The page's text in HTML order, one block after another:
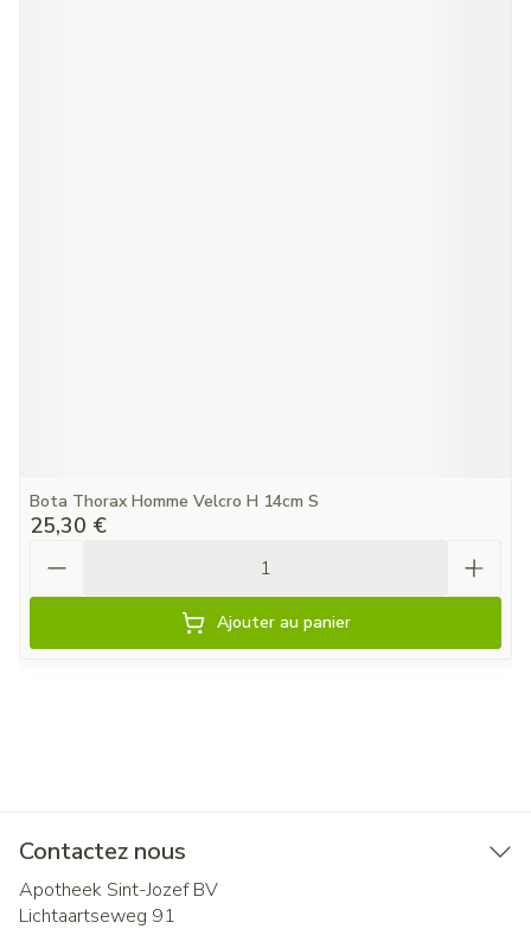
Bota Thorax Homme Velcro H 14cm S
25,30 €
Ajouter au panier
Contactez nous
Apotheek Sint-Jozef BV
Lichtaartseweg 91